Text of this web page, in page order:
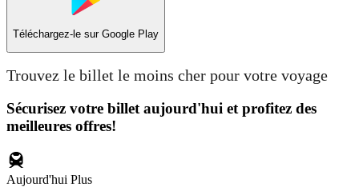
Téléchargez-le sur Google Play
Trouvez le billet le moins cher pour votre voyage
Sécurisez votre billet aujourd'hui et profitez des
meilleures offres!
Aujourd'hui Plus